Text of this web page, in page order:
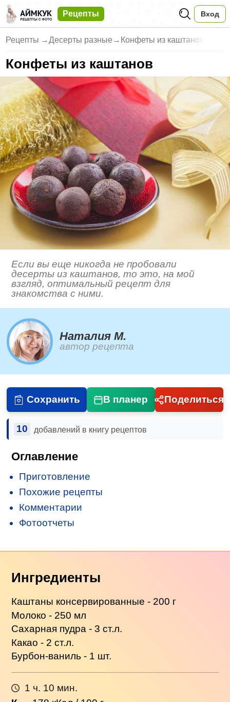
Рецепты Вход
Рецепты →Десерты разные → Конфеты из каштанов
Конфеты из каштанов
Если вы еще никогда не пробовали
десерты из каштанов, то это, на мой
взгляд, оптимальный рецепт для
знакомства с ними.
Наталия М.
автор рецепта
Сохранить В планер Поделиться
10 добавлений в книгу рецептов
Оглавление
Приготовление
Похожие рецепты
Комментарии
Фотоотчеты
Ингредиенты
Каштаны консервированные - 200 г
Молоко - 250 мл
Сахарная пудра - 3 ст.л.
Какао - 2 ст.л.
Бурбон-ваниль - 1 шт.
1 ч. 10 мин.